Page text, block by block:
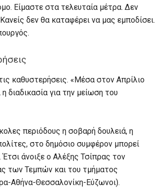
Είμαστε στα τελευταία μέτρα. Δεν
δεν θα καταφέρει να μας εμποδίσει.
καθυστερήσεις. «Μέσα στον Απρίλιο
διαδικασία για την μείωση του
περιόδους η σοβαρή δουλειά, η
στο δημόσιο συμφέρον μπορεί
άνοιξε ο Αλέξης Τσίπρας τον
των Τεμπών και του τμήματος
Αθήνα-Θεσσαλονίκη-Εύζωνοι).